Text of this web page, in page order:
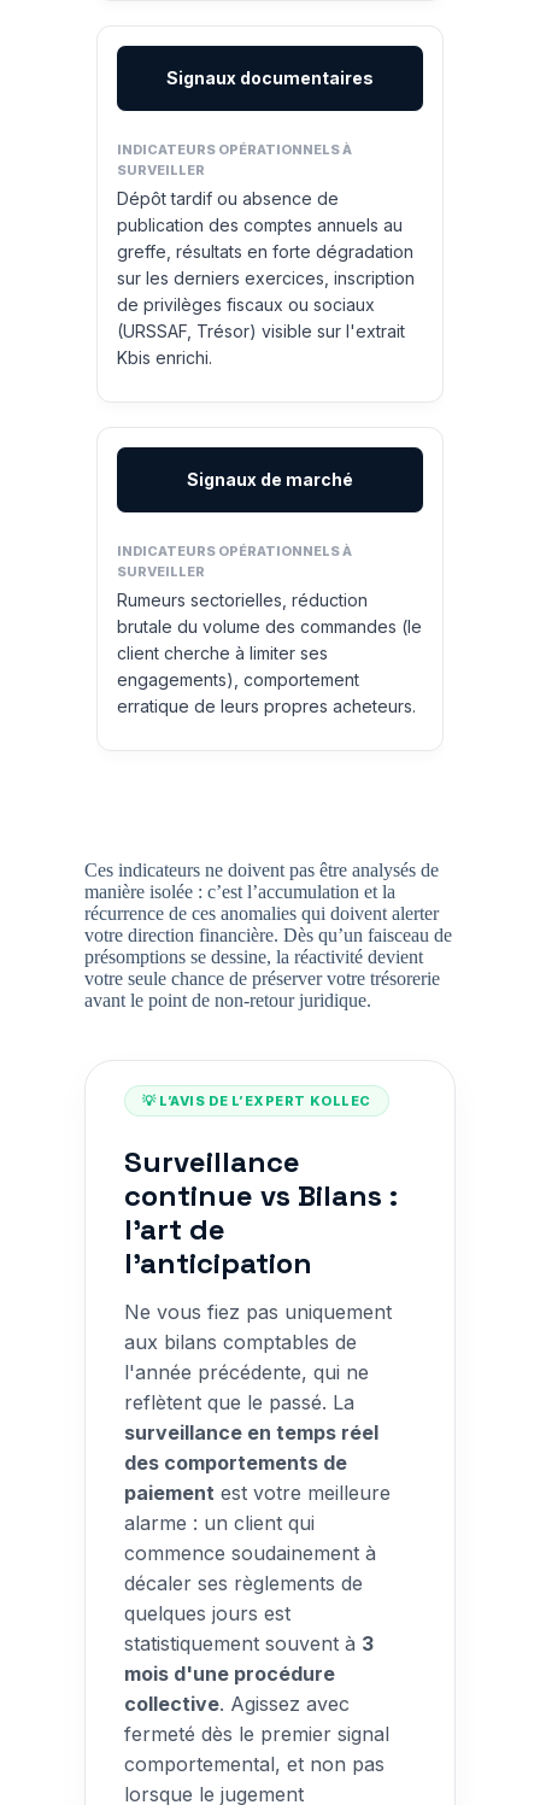
Signaux documentaires
Dépôt tardif ou absence de
publication des comptes annuels au
greffe, résultats en forte dégradation
sur les derniers exercices, inscription
de privilèges fiscaux ou sociaux
(URSSAF, Trésor) visible sur l'extrait
Kbis enrichi.
Signaux de marché
Rumeurs sectorielles, réduction
brutale du volume des commandes (le
client cherche à limiter ses
engagements), comportement
erratique de leurs propres acheteurs.
Ces indicateurs ne doivent pas être analysés de
manière isolée : c’est l’accumulation et la
récurrence de ces anomalies qui doivent alerter
votre direction financière. Dès qu’un faisceau de
présomptions se dessine, la réactivité devient
votre seule chance de préserver votre trésorerie
avant le point de non-retour juridique.
💡 L’AVIS DE L’EXPERT KOLLEC
Surveillance
continue vs Bilans :
l'art de
l'anticipation
Ne vous fiez pas uniquement
aux bilans comptables de
l'année précédente, qui ne
reflètent que le passé. La
surveillance en temps réel
des comportements de
paiement est votre meilleure
alarme : un client qui
commence soudainement à
décaler ses règlements de
quelques jours est
statistiquement souvent à 3
mois d'une procédure
collective. Agissez avec
fermeté dès le premier signal
comportemental, et non pas
lorsque le jugement